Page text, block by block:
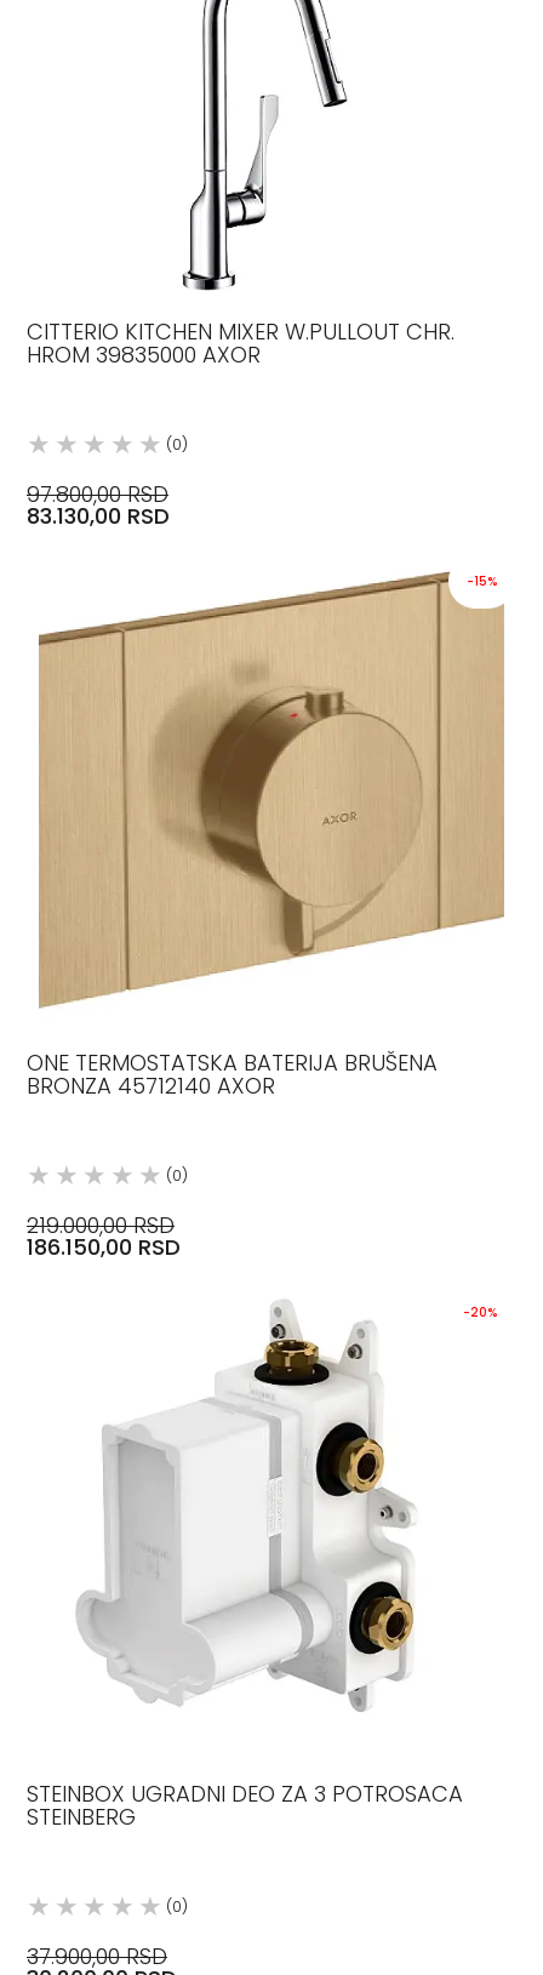
CITTERIO KITCHEN MIXER W.PULLOUT CHR.
HROM 39835000 AXOR
(0)
97.800,00 RSD
83.130,00 RSD
-15%
ONE TERMOSTATSKA BATERIJA BRUŠENA
BRONZA 45712140 AXOR
(0)
219.000,00 RSD
186.150,00 RSD
-20%
STEINBOX UGRADNI DEO ZA 3 POTROSACA
STEINBERG
(0)
37.900,00 RSD